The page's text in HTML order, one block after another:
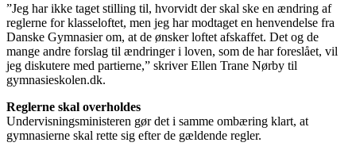
”Jeg har ikke taget stilling til, hvorvidt der skal ske en ændring af
reglerne for klasseloftet, men jeg har modtaget en henvendelse fra
Danske Gymnasier om, at de ønsker loftet afskaffet. Det og de
mange andre forslag til ændringer i loven, som de har foreslået, vil
jeg diskutere med partierne,” skriver Ellen Trane Nørby til
gymnasieskolen.dk.
Reglerne skal overholdes
Undervisningsministeren gør det i samme ombæring klart, at
gymnasierne skal rette sig efter de gældende regler.